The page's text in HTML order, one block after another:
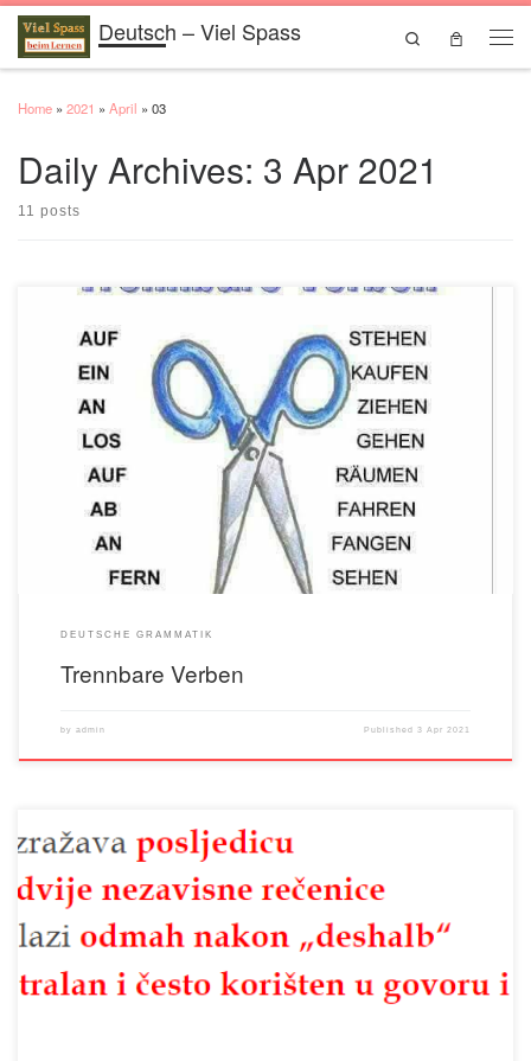
Skip to contentDeutsch – Viel Spass
Search
Home » 2021 » April » 03
Daily Archives: 3 Apr 2021
11 posts
DEUTSCHE GRAMMATIK
Trennbare Verben
by admin Published3 Apr 2021
Cilj lekcije: Naučiti kako koristiti deshalb za izražavanje uzročno-posljedičnog
odnosa Razumjeti strukturu rečenice sa dvije nezavisne rečenice Vježbati pravilnu
toga, stoga, iz tog razloga. Koristi se kada želimo objasniti posljedicu neke radnje ili